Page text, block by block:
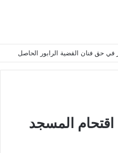
في حق فنان القضية الرابور الحاصل
اقتحام المسجد